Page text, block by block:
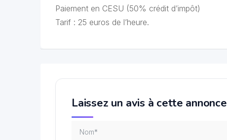
Paiement en CESU (50% crédit d’impôt)
Tarif : 25 euros de l’heure.
Laissez un avis à cette annonce